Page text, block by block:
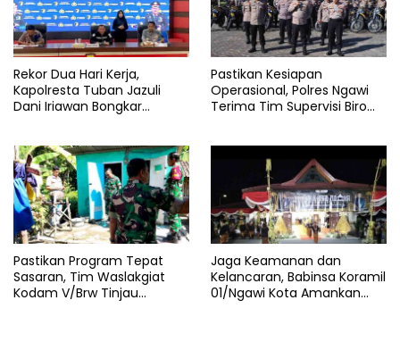
Rekor Dua Hari Kerja,
Kapolresta Tuban Jazuli
Dani Iriawan Bongkar
Pastikan Kesiapan
Operasional, Polres Ngawi
Terima Tim Supervisi Biro
Pastikan Program Tepat
Sasaran, Tim Waslakgiat
Kodam V/Brw Tinjau
Jaga Keamanan dan
Kelancaran, Babinsa Koramil
01/Ngawi Kota Amankan